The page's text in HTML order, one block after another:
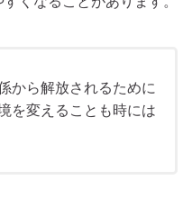
から解放されるために
を変えることも時には